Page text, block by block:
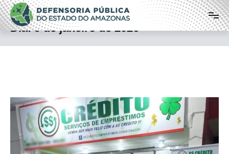
Pular
para
o
conteúdo
Defensoria Pública do Estado do
Amazonas
Dia:9 de janeiro de 2026